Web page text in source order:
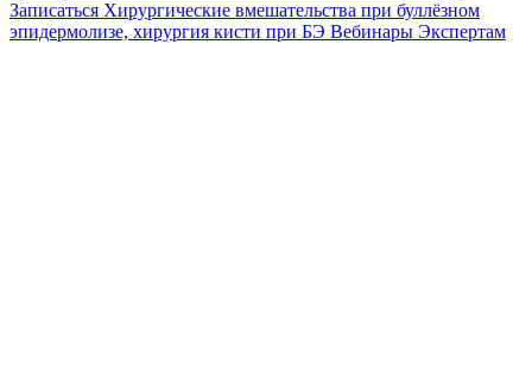
Записаться Хирургические вмешательства при буллёзном
эпидермолизе, хирургия кисти при БЭ Вебинары Экспертам